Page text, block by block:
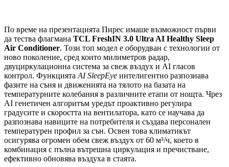
По време на презентацията Пирес имаше възможност първи
да тества флагмана TCL FreshIN 3.0 Ultra AI Healthy Sleep
Air Conditioner. Този топ модел е оборудван с технологии от
ново поколение, сред които милиметров радар,
двуциркулационна система за свеж въздух и AI гласов
контрол. Функцията AI SleepEye интелигентно разпознава
фазите на съня и движенията на тялото на базата на
температурните колебания в различните етапи от нощта. Чрез
AI генетичен алгоритъм уредът проактивно регулира
градусите и скоростта на вентилатора, като се научава да
разпознава навиците на потребителя и създава персонален
температурен профил за сън. Освен това климатикът
осигурява огромен обем свеж въздух от 60 м³/ч, което в
комбинация с пълна вътрешна циркулация и пречистване,
ефективно обновява въздуха в стаята.